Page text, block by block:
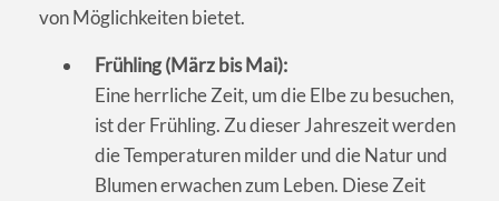
von Möglichkeiten bietet.
Frühling (März bis Mai):
Eine herrliche Zeit, um die Elbe zu besuchen,
ist der Frühling. Zu dieser Jahreszeit werden
die Temperaturen milder und die Natur und
Blumen erwachen zum Leben. Diese Zeit